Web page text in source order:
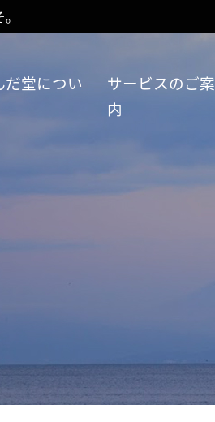
堂につい
サービスのご案
内